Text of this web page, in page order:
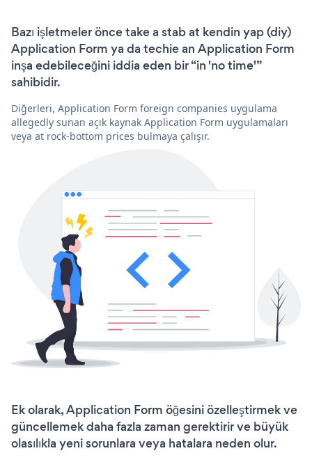
Bazı işletmeler önce take a stab at kendin yap (diy)
Application Form ya da techie an Application Form
inşa edebileceğini iddia eden bir “in 'no time'”
sahibidir.
Diğerleri, Application Form foreign companies uygulama
allegedly sunan açık kaynak Application Form uygulamaları
veya at rock-bottom prices bulmaya çalışır.
Ek olarak, Application Form öğesini özelleştirmek ve
güncellemek daha fazla zaman gerektirir ve büyük
olasılıkla yeni sorunlara veya hatalara neden olur.